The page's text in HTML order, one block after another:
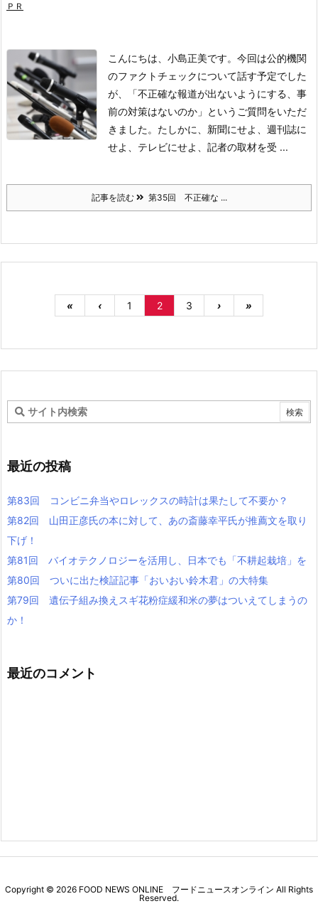
ＰＲ
こんにちは、小島正美です。今回は公的機関
のファクトチェックについて話す予定でした
が、「不正確な報道が出ないようにする、事
前の対策はないのか」というご質問をいただ
きました。たしかに、新聞にせよ、週刊誌に
せよ、テレビにせよ、記者の取材を受 ...
記事を読む 第35回 不正確な ...
« ‹ 1 2 3 › »
最近の投稿
第83回 コンビニ弁当やロレックスの時計は果たして不要か？
第82回 山田正彦氏の本に対して、あの斎藤幸平氏が推薦文を取り
下げ！
第81回 バイオテクノロジーを活用し、日本でも「不耕起栽培」を
第80回 ついに出た検証記事「おいおい鈴木君」の大特集
第79回 遺伝子組み換えスギ花粉症緩和米の夢はついえてしまうの
か！
最近のコメント
Copyright © 2026 FOOD NEWS ONLINE フードニュースオンライン All Rights
Reserved.